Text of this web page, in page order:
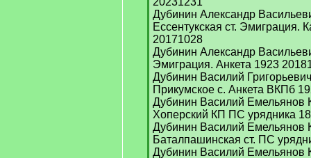
Дубинин Александр
Ессентукская ст. Эмиграция.
20171028
Дубинин Александр
Эмиграция. Анкета 1923
Дубинин Василий
Прикумское с. Анкета ВКПб
Дубинин Василий Емельянов
Хоперский КП ПС урядника
Дубинин Василий Емельянов
Баталпашинская ст. ПС
Дубинин Василий Емельянов